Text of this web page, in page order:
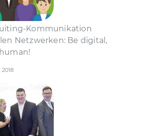
Kommunikation
Netzwerken: Be digital,
2018